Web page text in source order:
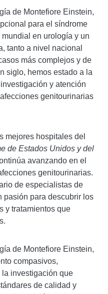
de Montefiore Einstein,
para el síndrome
en urología y un
tanto a nivel nacional
más complejos y de
siglo, hemos estado a la
y atención
genitourinarias
mejores hospitales del
de Estados Unidos y del
avanzando en el
genitourinarias.
de especialistas de
pasión para descubrir los
y tratamientos que
de Montefiore Einstein,
compasivos,
investigación que
de calidad y